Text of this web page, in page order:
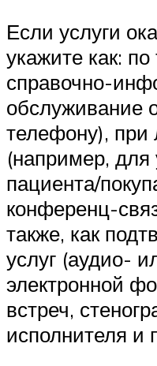
Если услуги
укажите как:
справочно-
обслуживание
телефону), при
(например, для
пациента/
конференц-
также, как
услуг (аудио-
электронной
встреч,
исполнителя и